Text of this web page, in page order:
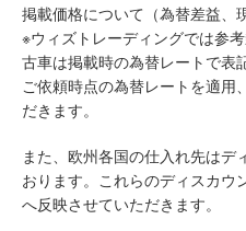
掲載価格について（為替差益、
※ウィズトレーディングでは参
古車は掲載時の為替レートで表
ご依頼時点の為替レートを適用
だきます。
また、欧州各国の仕入れ先はデ
おります。これらのディスカウ
へ反映させていただきます。